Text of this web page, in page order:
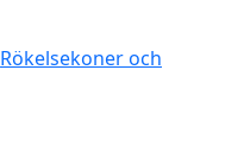
Rökelsekoner och